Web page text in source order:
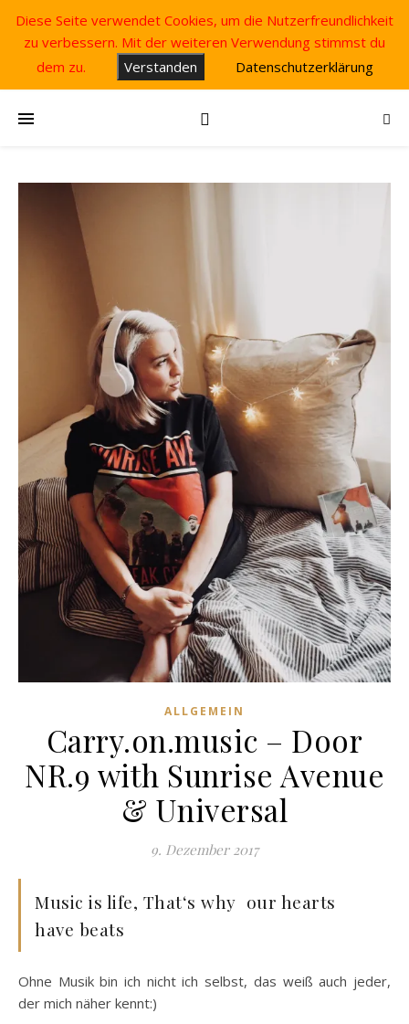
ALLGEMEIN
Carry.on.music – Door
NR.9 with Sunrise Avenue
& Universal
9. Dezember 2017
Music is life, That‘s why our hearts
have beats
Ohne Musik bin ich nicht ich selbst, das weiß auch jeder,
der mich näher kennt:)
Diese Seite verwendet Cookies, um die Nutzerfreundlichkeit
zu verbessern. Mit der weiteren Verwendung stimmst du
dem zu.
Verstanden Datenschutzerklärung